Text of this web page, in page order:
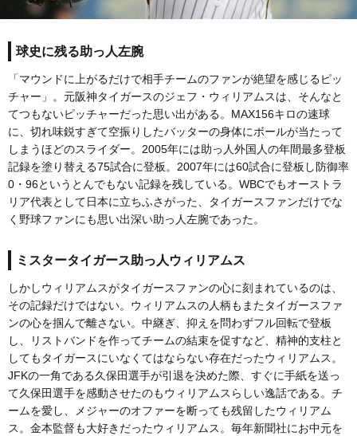
球史に残る助っ人左腕
「マウンドに上がるだけで相手チームのファンが絶望を感じるピッ
チャー」。元阪神タイガースのジェフ・ウィリアムスは、そんなと
てつもないピッチャーだった思い出がある。MAX156キロの速球
に、切れ味鋭すぎて空振りしたバッターの身体にボールが当たって
しまうほどのスライダー。2005年には助っ人外国人の年間最多登板
記録を塗り替える75試合に登板。2007年には60試合に登板し防御率
0・96というとんでもない記録を残している。WBCでもオーストラ
リア代表として日本に立ちふさがった、タイガースファンだけでな
く野球ファンにも思い出深い助っ人左腕であった。
ミスタータイガース助っ人ウィリアムス
しかしウィリアムスがタイガースファンの心に刻まれているのは、
その記録だけではない。ウィリアムスの人柄もまたタイガースファ
ンの心を掴んで離さない。中継ぎ、抑えを問わずフル回転で登板
し、リストバンドを作ってチームの結束を促すなど、精神的支柱と
してもタイガースにいなくてはならない存在だったウィリアムス。
JFKの一角である久保田選手が引退を決めた際、すぐに手紙を送っ
て久保田選手を感動させたのもウィリアムスらしい逸話である。チ
ームを愛し、メジャーのオファーを断っても残留したウィリアム
ス。金本監督も大好きだったウィリアムス。毎年新聞社にお中元を